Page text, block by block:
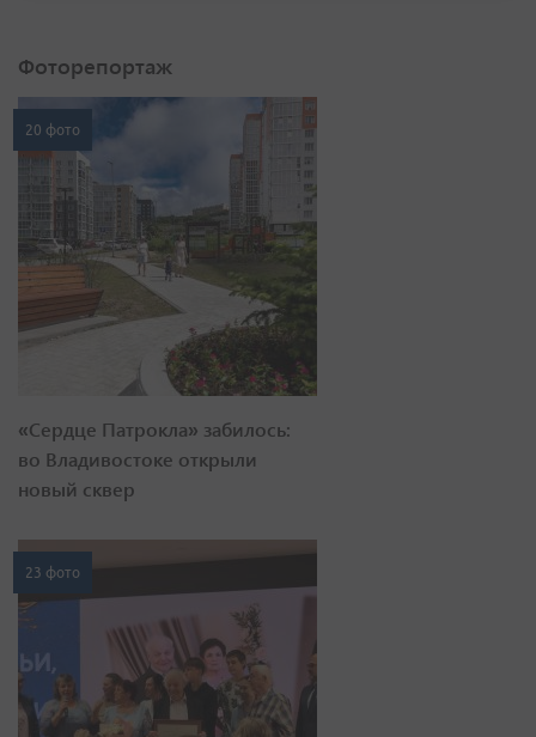
Фоторепортаж
20 фото
«Сердце Патрокла» забилось:
во Владивостоке открыли
новый сквер
23 фото